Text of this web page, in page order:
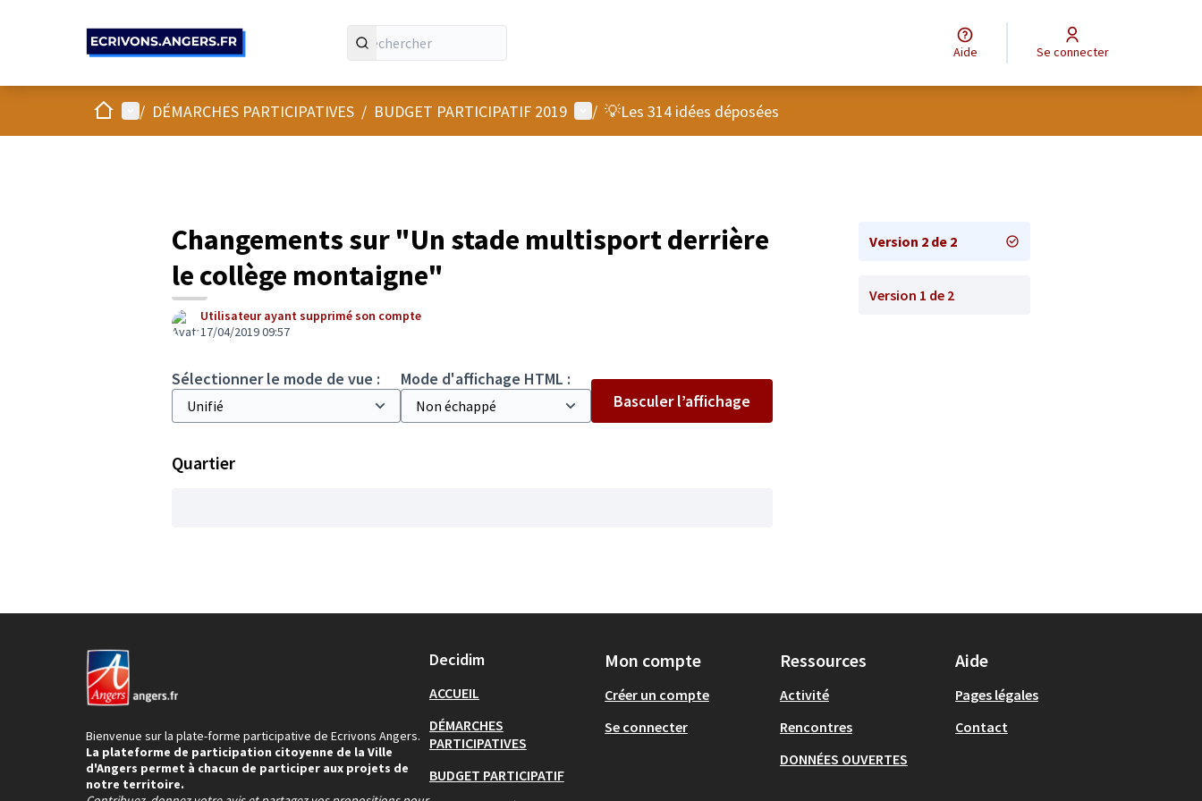
Aide Se connecter
AccueilMenu principal
/ DÉMARCHES PARTICIPATIVES / BUDGET PARTICIPATIF 2019 Menu utilisateur
/ 💡Les 314 idées déposées
Changements sur "Un stade multisport derrière
le collège montaigne"
Utilisateur ayant supprimé son compte
17/04/2019 09:57
Sélectionner le mode de vue :
Mode d'affichage HTML :
Basculer l’affichage
Quartier
Version 2 de 2
Version 1 de 2
Bienvenue sur la plate-forme participative de Ecrivons Angers.
La plateforme de participation citoyenne de la Ville
d'Angers permet à chacun de participer aux projets de
notre territoire.
Decidim
ACCUEIL
DÉMARCHES
PARTICIPATIVES
BUDGET PARTICIPATIF
Mon compte
Créer un compte
Se connecter
Ressources
Activité
Rencontres
DONNÉES OUVERTES
Aide
Pages légales
Contact